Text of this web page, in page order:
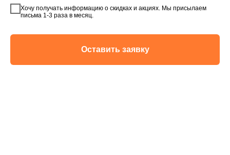
Хочу получать информацию о скидках и акциях. Мы присылаем
письма 1-3 раза в месяц.
Оставить заявку